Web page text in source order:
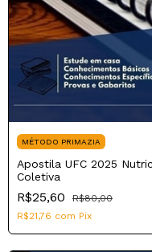
MÉTODO PRIMAZIA
Apostila UFC 2025
Coletiva
R$25,60
R$80,00
R$21,76 com Pix